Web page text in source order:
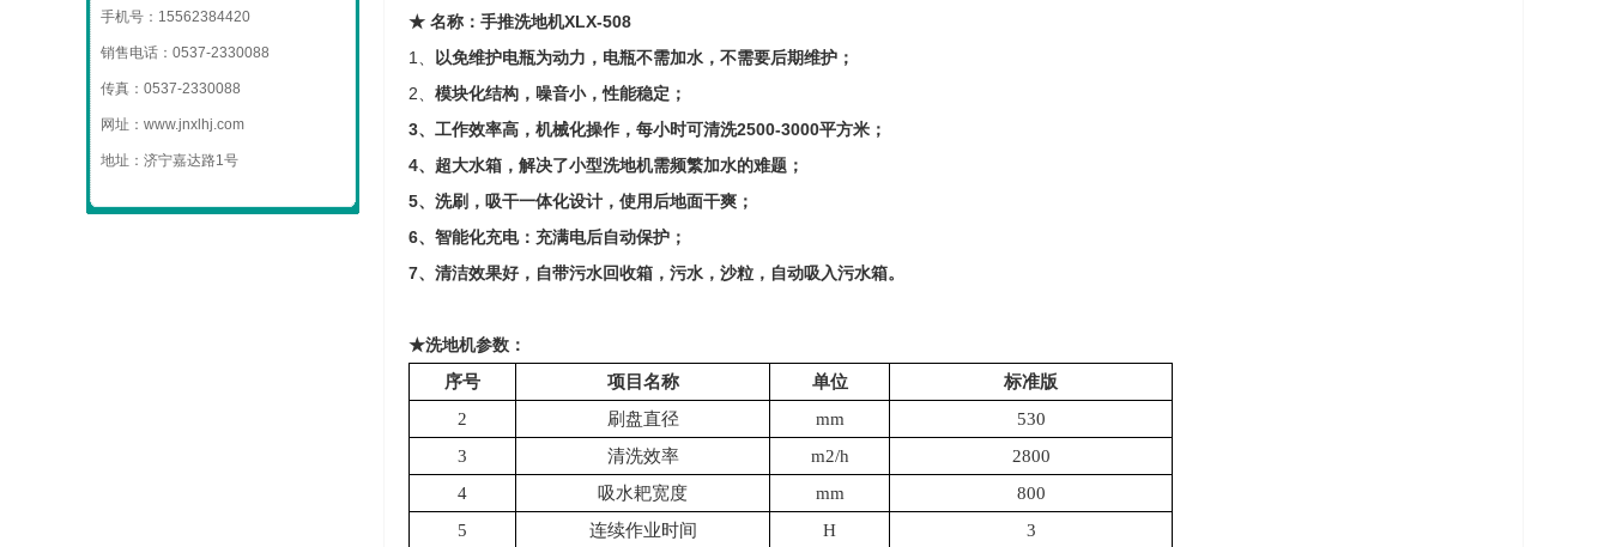
手机号：15562384420
销售电话：0537-2330088
传真：0537-2330088
网址：www.jnxlhj.com
地址：济宁嘉达路1号
★ 名称： 手推洗地机XLX-508
1、
以免维护电瓶为动力，电瓶不需加水，不需要后期维护；
2、 模块化结构，噪音小，性能稳定；
3、工作效率高，机械化操作，每小时可清洗2500-3000平方米；
4、超大水箱，解决了小型洗地机需频繁加水的难题；
5、洗刷，吸干一体化设计，使用后地面干爽；
6、智能化充电：充满电后自动保护；
7、清洁效果好，自带污水回收箱，污水，沙粒，自动吸入污水箱。
★洗地机参数：
序号
项目名称 单位
标准版
2
刷盘直径 mm
530
3
清洗效率 m2/h
2800
4
吸水耙宽度 mm
800
5
连续作业时间 H
3